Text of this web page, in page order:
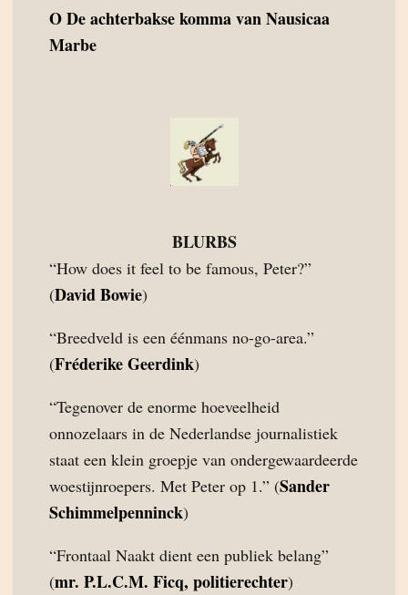
ODe achterbakse komma van Nausicaa
Marbe
BLURBS
“How does it feel to be famous, Peter?”
(David Bowie)
“Breedveld is een éénmans no-go-area.”
(Fréderike Geerdink)
“Tegenover de enorme hoeveelheid
onnozelaars in de Nederlandse journalistiek
staat een klein groepje van ondergewaardeerde
woestijnroepers. Met Peter op 1.” (Sander
Schimmelpenninck)
“Frontaal Naakt dient een publiek belang”
(mr. P.L.C.M. Ficq, politierechter)